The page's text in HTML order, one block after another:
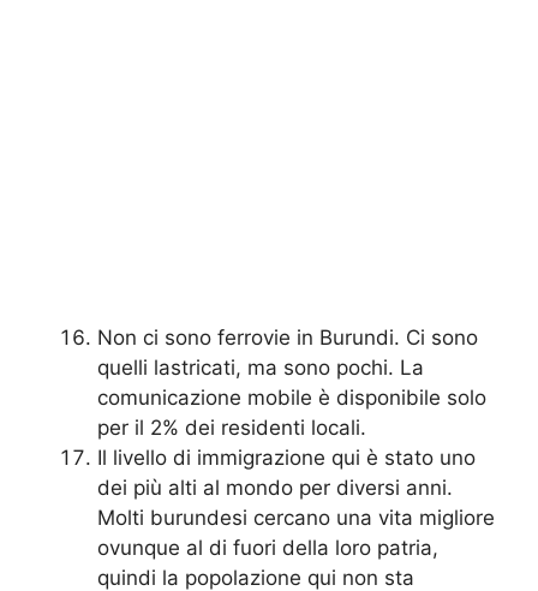
Non ci sono ferrovie in Burundi. Ci sono
quelli lastricati, ma sono pochi. La
comunicazione mobile è disponibile solo
per il 2% dei residenti locali.
Il livello di immigrazione qui è stato uno
dei più alti al mondo per diversi anni.
Molti burundesi cercano una vita migliore
ovunque al di fuori della loro patria,
quindi la popolazione qui non sta